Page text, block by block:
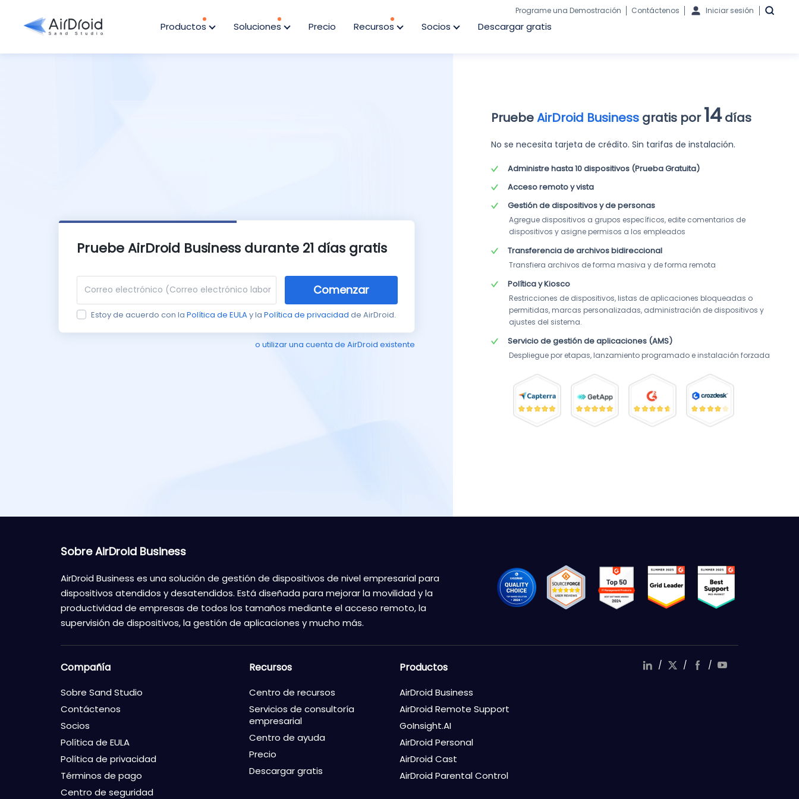
Productos Soluciones Precio Recursos Socios Descargar gratis
Programe una Demostración Contáctenos Iniciar sesión
Pruebe AirDroid Business durante 21 días gratis
Comenzar
Estoy de acuerdo con laPolítica de EULAy laPolítica de privacidad de AirDroid.
o utilizar una cuenta de AirDroid existente
PruebeAirDroid Business gratis por14días
No se necesita tarjeta de crédito. Sin tarifas de instalación.
Administre hasta 10 dispositivos (Prueba Gratuita)
Acceso remoto y vista
Gestión de dispositivos y de personas
Agregue dispositivos a grupos específicos, edite comentarios de
dispositivos y asigne permisos a los empleados
Transferencia de archivos bidireccional
Transfiera archivos de forma masiva y de forma remota
Política y Kiosco
Restricciones de dispositivos, listas de aplicaciones bloqueadas o
permitidas, marcas personalizadas, administración de dispositivos y
ajustes del sistema.
Servicio de gestión de aplicaciones (AMS)
Despliegue por etapas, lanzamiento programado e instalación forzada
Sobre AirDroid Business
AirDroid Business es una solución de gestión de dispositivos de nivel empresarial para
dispositivos atendidos y desatendidos. Está diseñada para mejorar la movilidad y la
productividad de empresas de todos los tamaños mediante el acceso remoto, la
supervisión de dispositivos, la gestión de aplicaciones y mucho más.
Compañía
Sobre Sand Studio
Contáctenos
Socios
Política de EULA
Política de privacidad
Términos de pago
Centro de seguridad
Recursos
Centro de recursos
Servicios de consultoría
empresarial
Centro de ayuda
Precio
Descargar gratis
Productos
AirDroid Business
AirDroid Remote Support
GoInsight.AI
AirDroid Personal
AirDroid Cast
AirDroid Parental Control
/ / /